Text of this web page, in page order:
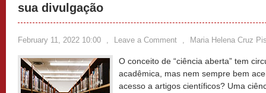
sua divulgação
February 11, 2022 10:00 , Leave a Comment , Maria Helena Cruz
O conceito de “ciência aberta” tem
acadêmica, mas nem sempre bem
acesso a artigos científicos? Uma